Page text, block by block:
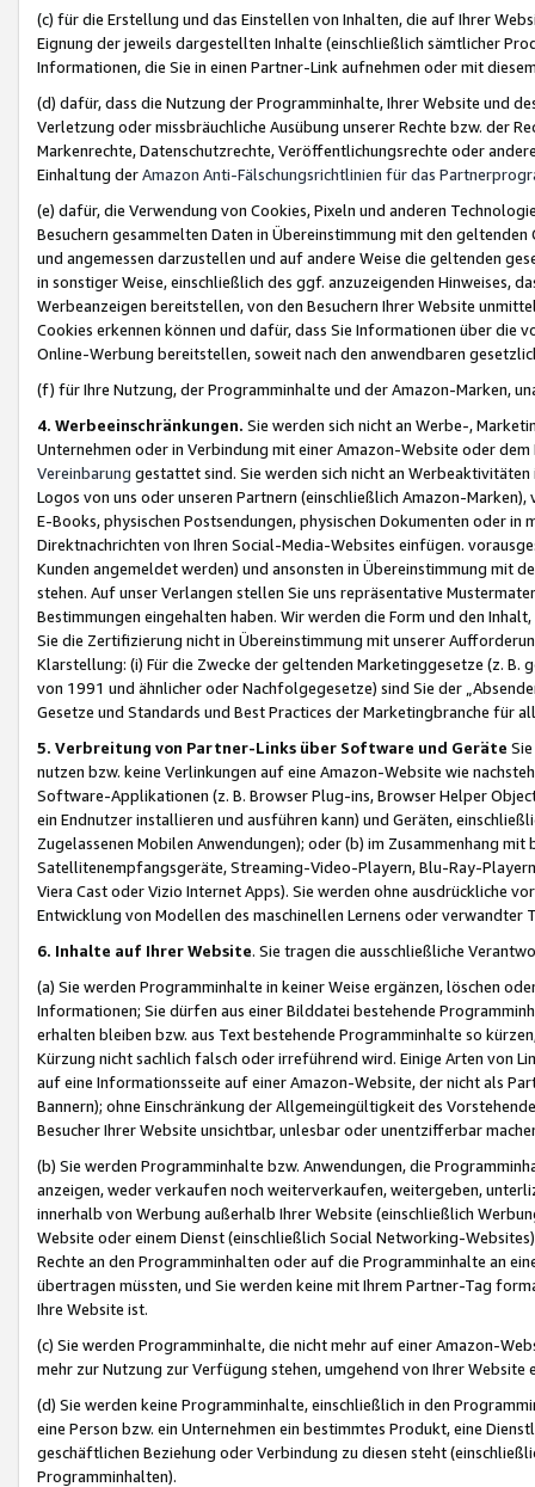
(c) für die Erstellung und das Einstellen von Inhalten, die auf Ihrer
Eignung der jeweils dargestellten Inhalte (einschließlich sämtlicher
Informationen, die Sie in einen Partner-Link aufnehmen oder mit
(d) dafür, dass die Nutzung der Programminhalte, Ihrer Website und
Verletzung oder missbräuchliche Ausübung unserer Rechte bzw. der
Markenrechte, Datenschutzrechte, Veröffentlichungsrechte oder
Einhaltung derAmazon Anti-Fälschungsrichtlinien für das
(e) dafür, die Verwendung von Cookies, Pixeln und anderen
Besuchern gesammelten Daten in Übereinstimmung mit den
und angemessen darzustellen und auf andere Weise die geltenden
in sonstiger Weise, einschließlich des ggf. anzuzeigenden Hinweises,
Werbeanzeigen bereitstellen, von den Besuchern Ihrer Website
Cookies erkennen können und dafür, dass Sie Informationen über die
Online-Werbung bereitstellen, soweit nach den anwendbaren
(f) für Ihre Nutzung, der Programminhalte und der Amazon-Marken,
4. Werbeeinschränkungen. Sie werden sich nicht an Werbe-,
Unternehmen oder in Verbindung mit einer Amazon-Website oder
Vereinbarung gestattet sind. Sie werden sich nicht an
Logos von uns oder unseren Partnern (einschließlich Amazon-
E-Books, physischen Postsendungen, physischen Dokumenten oder in
Direktnachrichten von Ihren Social-Media-Websites einfügen.
Kunden angemeldet werden) und ansonsten in Übereinstimmung mit
stehen. Auf unser Verlangen stellen Sie uns repräsentative
Bestimmungen eingehalten haben. Wir werden die Form und den
Sie die Zertifizierung nicht in Übereinstimmung mit unserer
Klarstellung: (i) Für die Zwecke der geltenden Marketinggesetze (z. B.
von 1991 und ähnlicher oder Nachfolgegesetze) sind Sie der
Gesetze und Standards und Best Practices der Marketingbranche für
5. Verbreitung von Partner-Links über Software und Geräte
nutzen bzw. keine Verlinkungen auf eine Amazon-Website wie
Software-Applikationen (z. B. Browser Plug-ins, Browser Helper
ein Endnutzer installieren und ausführen kann) und Geräten,
Zugelassenen Mobilen Anwendungen); oder (b) im Zusammenhang
Satellitenempfangsgeräte, Streaming-Video-Playern, Blu-Ray-
Viera Cast oder Vizio Internet Apps). Sie werden ohne ausdrückliche
Entwicklung von Modellen des maschinellen Lernens oder
6. Inhalte auf Ihrer Website. Sie tragen die ausschließliche
(a) Sie werden Programminhalte in keiner Weise ergänzen, löschen
Informationen; Sie dürfen aus einer Bilddatei bestehende
erhalten bleiben bzw. aus Text bestehende Programminhalte so
Kürzung nicht sachlich falsch oder irreführend wird. Einige Arten von
auf eine Informationsseite auf einer Amazon-Website, der nicht als
Bannern); ohne Einschränkung der Allgemeingültigkeit des
Besucher Ihrer Website unsichtbar, unlesbar oder unentzifferbar
(b) Sie werden Programminhalte bzw. Anwendungen, die
anzeigen, weder verkaufen noch weiterverkaufen, weitergeben,
innerhalb von Werbung außerhalb Ihrer Website (einschließlich
Website oder einem Dienst (einschließlich Social Networking-
Rechte an den Programminhalten oder auf die Programminhalte an
übertragen müssten, und Sie werden keine mit Ihrem Partner-Tag
Ihre Website ist.
(c) Sie werden Programminhalte, die nicht mehr auf einer Amazon-
mehr zur Nutzung zur Verfügung stehen, umgehend von Ihrer
(d) Sie werden keine Programminhalte, einschließlich in den
eine Person bzw. ein Unternehmen ein bestimmtes Produkt, eine
geschäftlichen Beziehung oder Verbindung zu diesen steht
Programminhalten).